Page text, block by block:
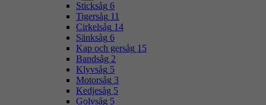
Sticksåg 6
Tigersåg 11
Cirkelsåg 14
Sänksåg 6
Kap och gersåg 15
Bandsåg 2
Klyvsåg 5
Motorsåg 3
Kedjesåg 5
Golvsåg 5